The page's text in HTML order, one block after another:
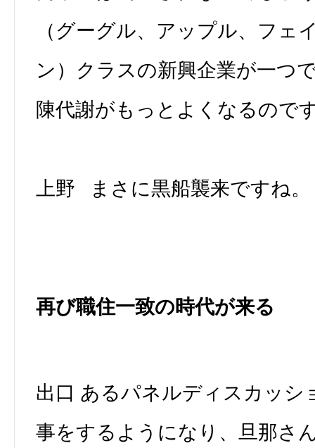
（グーグル、アップル、フェ
ン）クラスの新興企業が一つ
陳代謝がもっとよくなるので
上野 まさに黒船襲来ですね。
再び職住一致の時代が来る
出口 あるパネルディスカッシ
事をするようになり、旦那さ